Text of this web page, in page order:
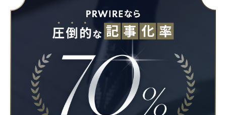
Japanese
English